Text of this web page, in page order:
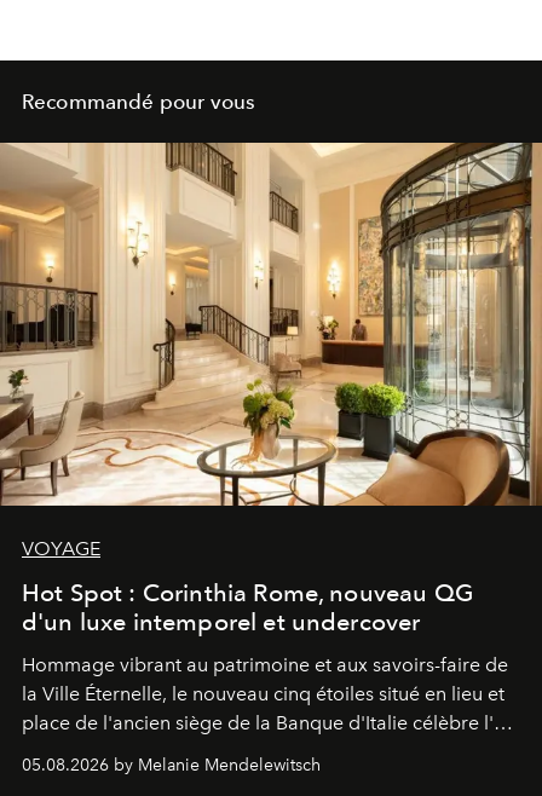
Recommandé pour vous
VOYAGE
Hot Spot : Corinthia Rome, nouveau QG
d'un luxe intemporel et undercover
Hommage vibrant au patrimoine et aux savoirs-faire de
la Ville Éternelle, le nouveau cinq étoiles situé en lieu et
place de l'ancien siège de la Banque d'Italie célèbre l'art
05.08.2026 by Melanie Mendelewitsch